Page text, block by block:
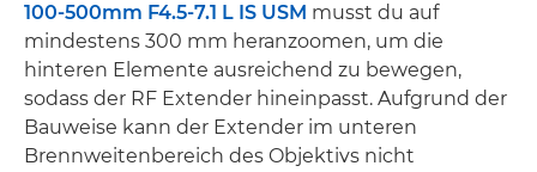
100-500mm F4.5-7.1 L IS USM musst du auf
mindestens 300 mm heranzoomen, um die
hinteren Elemente ausreichend zu bewegen,
sodass der RF Extender hineinpasst. Aufgrund der
Bauweise kann der Extender im unteren
Brennweitenbereich des Objektivs nicht